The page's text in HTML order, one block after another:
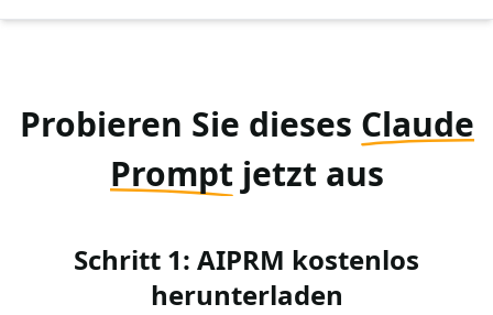
Probieren Sie dieses Claude
Prompt jetzt aus
Schritt 1: AIPRM kostenlos
herunterladen